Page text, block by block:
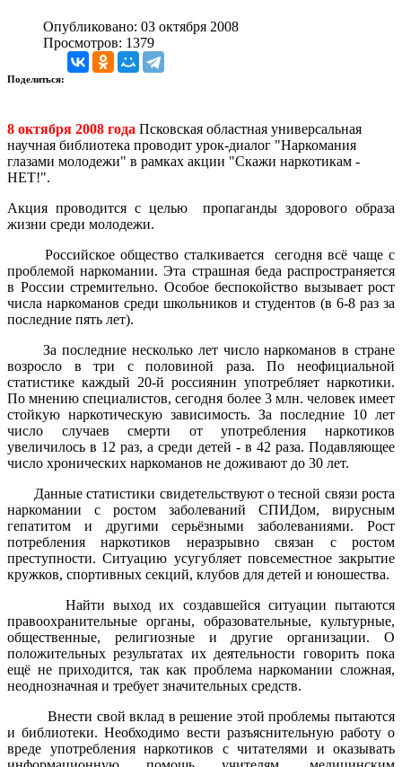
Опубликовано: 03 октября 2008
Просмотров: 1379
Поделиться:
8 октября 2008 года Псковская областная универсальная
научная библиотека проводит урок-диалог "Наркомания
глазами молодежи" в рамках акции "Скажи наркотикам -
НЕТ!".
Акция проводится с целью пропаганды здорового образа
жизни среди молодежи.
Российское общество сталкивается сегодня всё чаще с
проблемой наркомании. Эта страшная беда распространяется
в России стремительно. Особое беспокойство вызывает рост
числа наркоманов среди школьников и студентов (в 6-8 раз за
последние пять лет).
За последние несколько лет число наркоманов в стране
возросло в три с половиной раза. По неофициальной
статистике каждый 20-й россиянин употребляет наркотики.
По мнению специалистов, сегодня более 3 млн. человек имеет
стойкую наркотическую зависимость. За последние 10 лет
число случаев смерти от употребления наркотиков
увеличилось в 12 раз, а среди детей - в 42 раза. Подавляющее
число хронических наркоманов не доживают до 30 лет.
Данные статистики свидетельствуют о тесной связи роста
наркомании с ростом заболеваний СПИДом, вирусным
гепатитом и другими серьёзными заболеваниями. Рост
потребления наркотиков неразрывно связан с ростом
преступности. Ситуацию усугубляет повсеместное закрытие
кружков, спортивных секций, клубов для детей и юношества.
Найти выход их создавшейся ситуации пытаются
правоохранительные органы, образовательные, культурные,
общественные, религиозные и другие организации. О
положительных результатах их деятельности говорить пока
ещё не приходится, так как проблема наркомании сложная,
неоднозначная и требует значительных средств.
Внести свой вклад в решение этой проблемы пытаются
и библиотеки. Необходимо вести разъяснительную работу о
вреде употребления наркотиков с читателями и оказывать